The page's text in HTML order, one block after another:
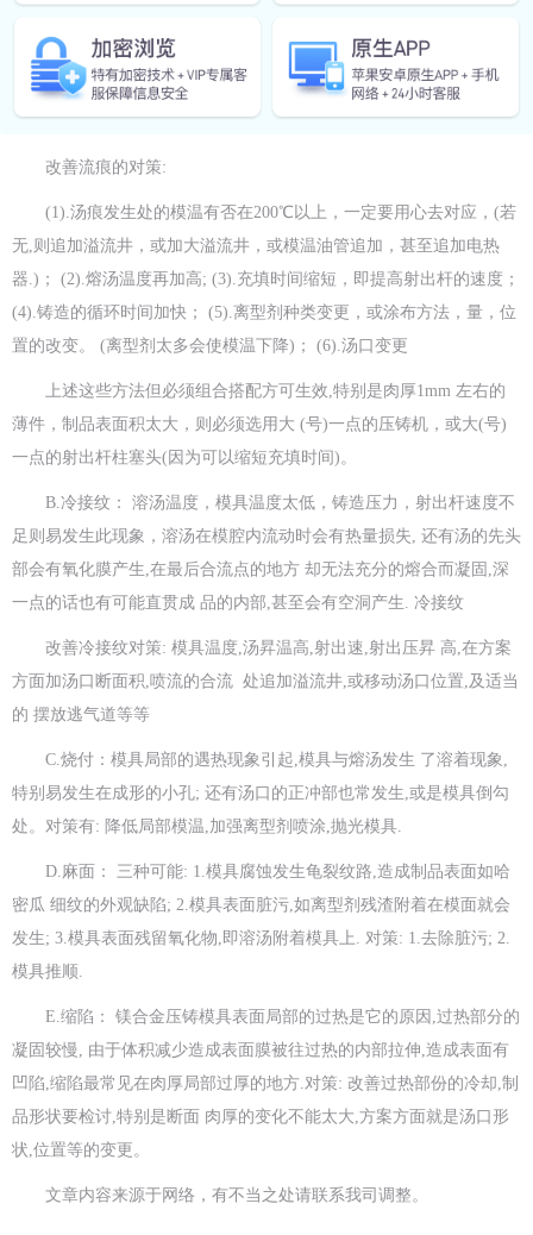
很浅的话，对于机械的强度是不至于发生问题，但是若制品要再经过
电镀或涂装的话，会引发表面抛光工时太多，甚至烤漆后表面起泡等
等 问题,是不可不防的。
改善流痕的对策:
(1).汤痕发生处的模温有否在200℃以上，一定要用心去对应，(若
无,则追加溢流井，或加大溢流井，或模温油管追加，甚至追加电热
器.)； (2).熔汤温度再加高; (3).充填时间缩短，即提高射出杆的速度；
(4).铸造的循环时间加快； (5).离型剂种类变更，或涂布方法，量，位
置的改变。 (离型剂太多会使模温下降)； (6).汤口变更
上述这些方法但必须组合搭配方可生效,特别是肉厚1mm 左右的
薄件，制品表面积太大，则必须选用大 (号)一点的压铸机，或大(号)
一点的射出杆柱塞头(因为可以缩短充填时间)。
B.冷接纹： 溶汤温度，模具温度太低，铸造压力，射出杆速度不
足则易发生此现象，溶汤在模腔内流动时会有热量损失, 还有汤的先头
部会有氧化膜产生,在最后合流点的地方 却无法充分的熔合而凝固,深
一点的话也有可能直贯成 品的内部,甚至会有空洞产生. 冷接纹
改善冷接纹对策: 模具温度,汤昇温高,射出速,射出压昇 高,在方案
方面加汤口断面积,喷流的合流 处追加溢流井,或移动汤口位置,及适当
的 摆放逃气道等等
C.烧付：模具局部的遇热现象引起,模具与熔汤发生 了溶着现象,
特别易发生在成形的小孔; 还有汤口的正冲部也常发生,或是模具倒勾
处。对策有: 降低局部模温,加强离型剂喷涂,抛光模具.
D.麻面： 三种可能: 1.模具腐蚀发生龟裂纹路,造成制品表面如哈
密瓜 细纹的外观缺陷; 2.模具表面脏污,如离型剂残渣附着在模面就会
发生; 3.模具表面残留氧化物,即溶汤附着模具上. 对策: 1.去除脏污; 2.
模具推顺.
E .缩陷： 镁合金压铸模具表面局部的过热是它的原因,过热部分的
凝固较慢, 由于体积减少造成表面膜被往过热的内部拉伸,造成表面有
凹陷,缩陷最常见在肉厚局部过厚的地方.对策: 改善过热部份的冷却,制
品形状要检讨,特别是断面 肉厚的变化不能太大,方案方面就是汤口形
状,位置等的变更。
文章内容来源于网络，有不当之处请联系我司调整。